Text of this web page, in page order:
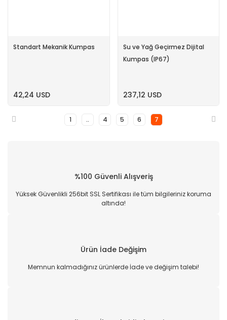
Standart Mekanik Kumpas
42,24 USD
Su ve Yağ Geçirmez Dijital
Kumpas (IP67)
237,12 USD
1 .. 4 5 6 7
%100 Güvenli Alışveriş
Yüksek Güvenlikli 256bit SSL Sertifikası ile tüm bilgileriniz koruma
altında!
Ürün İade Değişim
Memnun kalmadığınız ürünlerde İade ve değişim talebi!